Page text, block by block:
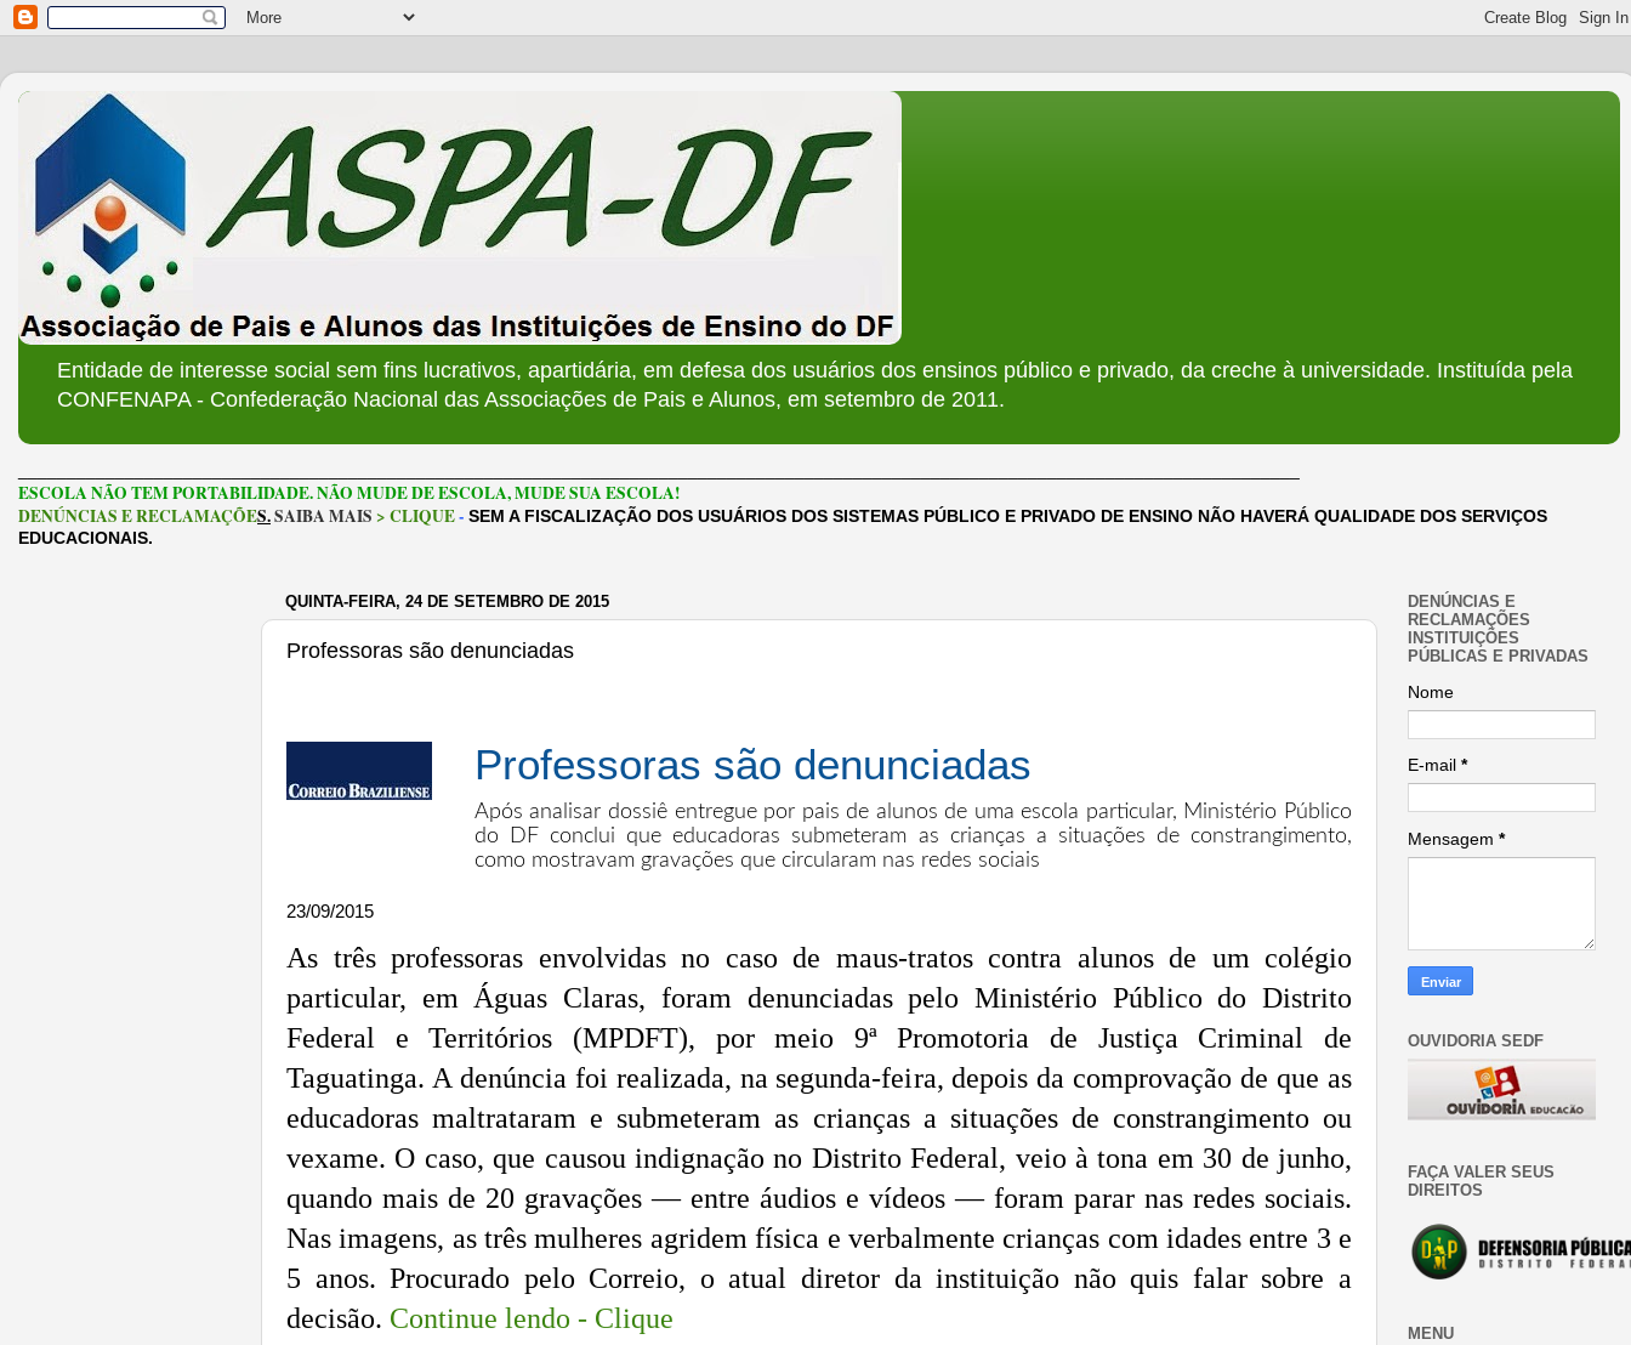
Entidade de interesse social sem fins lucrativos, apartidária, em defesa dos usuários dos ensinos público e privado, da creche à universidade. Instituída pela
CONFENAPA - Confederação Nacional das Associações de Pais e Alunos, em setembro de 2011.
ESCOLA NÃO TEM PORTABILIDADE. NÃO MUDE DE ESCOLA, MUDE SUA ESCOLA!
DENÚNCIAS E RECLAMAÇÕES.SAIBA MAIS > CLIQUE- SEM A FISCALIZAÇÃO DOS USUÁRIOS DOS SISTEMAS PÚBLICO E PRIVADO DE ENSINO NÃO HAVERÁ QUALIDADE DOS SERVIÇOS
EDUCACIONAIS.
QUINTA-FEIRA, 24 DE SETEMBRO DE 2015
Professoras são denunciadas
Professoras são denunciadas
Após analisar dossiê entregue por pais de alunos de uma escola particular, Ministério Público
do DF conclui que educadoras submeteram as crianças a situações de constrangimento,
como mostravam gravações que circularam nas redes sociais
23/09/2015
As três professoras envolvidas no caso de maus-tratos contra alunos de um colégio
particular, em Águas Claras, foram denunciadas pelo Ministério Público do Distrito
Federal e Territórios (MPDFT), por meio 9ª Promotoria de Justiça Criminal de
Taguatinga. A denúncia foi realizada, na segunda-feira, depois da comprovação de que as
educadoras maltrataram e submeteram as crianças a situações de constrangimento ou
vexame. O caso, que causou indignação no Distrito Federal, veio à tona em 30 de junho,
quando mais de 20 gravações — entre áudios e vídeos — foram parar nas redes sociais.
Nas imagens, as três mulheres agridem física e verbalmente crianças com idades entre 3 e
5 anos. Procurado pelo Correio, o atual diretor da instituição não quis falar sobre a
decisão. Continue lendo - Clique
DENÚNCIAS E
RECLAMAÇÕES
INSTITUIÇÕES
PÚBLICAS E PRIVADAS
Nome
E-mail *
Mensagem *
OUVIDORIA SEDF
FAÇA VALER SEUS
DIREITOS
MENU